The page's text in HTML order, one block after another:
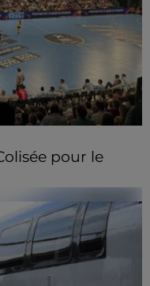
pour le